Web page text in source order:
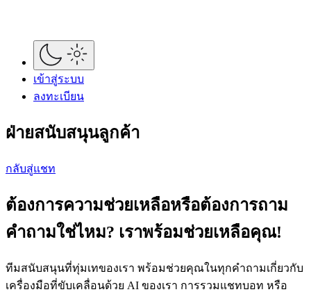
เข้าสู่ระบบ
ลงทะเบียน
ฝ่ายสนับสนุนลูกค้า
กลับสู่แชท
ต้องการความช่วยเหลือหรือต้องการถาม
คำถามใช่ไหม? เราพร้อมช่วยเหลือคุณ!
ทีมสนับสนุนที่ทุ่มเทของเรา พร้อมช่วยคุณในทุกคำถามเกี่ยวกับ
เครื่องมือที่ขับเคลื่อนด้วย AI ของเรา การรวมแชทบอท หรือ